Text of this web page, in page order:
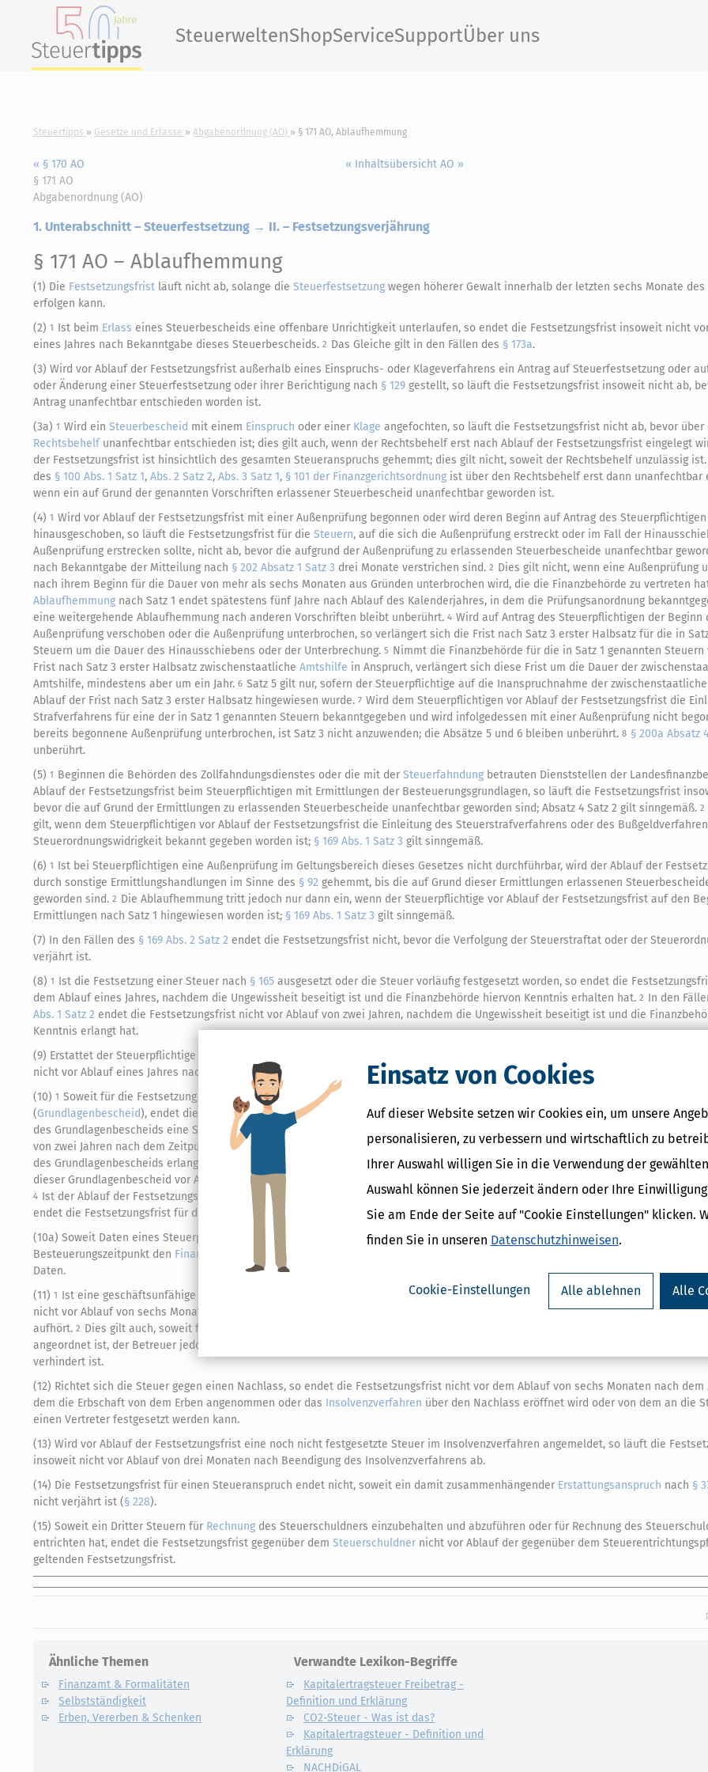
Einsatz von Cookies
Auf dieser Website setzen wir Cookies ein, um unsere
personalisieren, zu verbessern und wirtschaftlich zu
Ihrer Auswahl willigen Sie in die Verwendung der
Auswahl können Sie jederzeit ändern oder Ihre
Sie am Ende der Seite auf "Cookie Einstellungen" klicken.
finden Sie in unseren Datenschutzhinweisen.
Cookie-Einstellungen Alle ablehnen Alle
SteuerweltenShopServiceSupportÜber uns
Steuertipps Gesetze und Erlasse Abgabenordnung (AO) § 171 AO, Ablaufhemmung
« § 170 AO « Inhaltsübersicht AO »
§ 171 AO
Abgabenordnung (AO)
1. Unterabschnitt – Steuerfestsetzung → II. – Festsetzungsverjährung
§ 171 AO – Ablaufhemmung
(1) Die Festsetzungsfrist läuft nicht ab, solange die Steuerfestsetzung wegen höherer Gewalt innerhalb der letzten sechs Monate
erfolgen kann.
(2) 1 Ist beim Erlass eines Steuerbescheids eine offenbare Unrichtigkeit unterlaufen, so endet die Festsetzungsfrist insoweit nicht
eines Jahres nach Bekanntgabe dieses Steuerbescheids. 2 Das Gleiche gilt in den Fällen des § 173a.
(3) Wird vor Ablauf der Festsetzungsfrist außerhalb eines Einspruchs- oder Klageverfahrens ein Antrag auf Steuerfestsetzung oder
oder Änderung einer Steuerfestsetzung oder ihrer Berichtigung nach § 129 gestellt, so läuft die Festsetzungsfrist insoweit nicht ab,
Antrag unanfechtbar entschieden worden ist.
(3a) 1 Wird ein Steuerbescheid mit einem Einspruch oder einer Klage angefochten, so läuft die Festsetzungsfrist nicht ab, bevor über
Rechtsbehelfunanfechtbar entschieden ist; dies gilt auch, wenn der Rechtsbehelf erst nach Ablauf der Festsetzungsfrist eingelegt
der Festsetzungsfrist ist hinsichtlich des gesamten Steueranspruchs gehemmt; dies gilt nicht, soweit der Rechtsbehelf unzulässig ist.
des § 100 Abs. 1 Satz 1, Abs. 2 Satz 2, Abs. 3 Satz 1, § 101 der Finanzgerichtsordnung ist über den Rechtsbehelf erst dann unanfechtbar
wenn ein auf Grund der genannten Vorschriften erlassener Steuerbescheid unanfechtbar geworden ist.
(4) 1 Wird vor Ablauf der Festsetzungsfrist mit einer Außenprüfung begonnen oder wird deren Beginn auf Antrag des Steuerpflichtigen
hinausgeschoben, so läuft die Festsetzungsfrist für die Steuern, auf die sich die Außenprüfung erstreckt oder im Fall der
Außenprüfung erstrecken sollte, nicht ab, bevor die aufgrund der Außenprüfung zu erlassenden Steuerbescheide unanfechtbar
nach Bekanntgabe der Mitteilung nach § 202 Absatz 1 Satz 3 drei Monate verstrichen sind. 2 Dies gilt nicht, wenn eine Außenprüfung
nach ihrem Beginn für die Dauer von mehr als sechs Monaten aus Gründen unterbrochen wird, die die Finanzbehörde zu vertreten
Ablaufhemmung nach Satz 1 endet spätestens fünf Jahre nach Ablauf des Kalenderjahres, in dem die Prüfungsanordnung
eine weitergehende Ablaufhemmung nach anderen Vorschriften bleibt unberührt. 4 Wird auf Antrag des Steuerpflichtigen der Beginn
Außenprüfung verschoben oder die Außenprüfung unterbrochen, so verlängert sich die Frist nach Satz 3 erster Halbsatz für die in
Steuern um die Dauer des Hinausschiebens oder der Unterbrechung. 5 Nimmt die Finanzbehörde für die in Satz 1 genannten
Frist nach Satz 3 erster Halbsatz zwischenstaatliche Amtshilfe in Anspruch, verlängert sich diese Frist um die Dauer der
Amtshilfe, mindestens aber um ein Jahr. 6 Satz 5 gilt nur, sofern der Steuerpflichtige auf die Inanspruchnahme der
Ablauf der Frist nach Satz 3 erster Halbsatz hingewiesen wurde. 7 Wird dem Steuerpflichtigen vor Ablauf der Festsetzungsfrist die
Strafverfahrens für eine der in Satz 1 genannten Steuern bekanntgegeben und wird infolgedessen mit einer Außenprüfung nicht
bereits begonnene Außenprüfung unterbrochen, ist Satz 3 nicht anzuwenden; die Absätze 5 und 6 bleiben unberührt. 8 § 200a Absatz 4
unberührt.
(5) 1 Beginnen die Behörden des Zollfahndungsdienstes oder die mit der Steuerfahndung betrauten Dienststellen der
Ablauf der Festsetzungsfrist beim Steuerpflichtigen mit Ermittlungen der Besteuerungsgrundlagen, so läuft die Festsetzungsfrist
bevor die auf Grund der Ermittlungen zu erlassenden Steuerbescheide unanfechtbar geworden sind; Absatz 4 Satz 2 gilt sinngemäß. 2
gilt, wenn dem Steuerpflichtigen vor Ablauf der Festsetzungsfrist die Einleitung des Steuerstrafverfahrens oder des
Steuerordnungswidrigkeit bekannt gegeben worden ist; § 169 Abs. 1 Satz 3 gilt sinngemäß.
(6) 1 Ist bei Steuerpflichtigen eine Außenprüfung im Geltungsbereich dieses Gesetzes nicht durchführbar, wird der Ablauf der
durch sonstige Ermittlungshandlungen im Sinne des § 92 gehemmt, bis die auf Grund dieser Ermittlungen erlassenen
geworden sind. 2 Die Ablaufhemmung tritt jedoch nur dann ein, wenn der Steuerpflichtige vor Ablauf der Festsetzungsfrist auf den
Ermittlungen nach Satz 1 hingewiesen worden ist; § 169 Abs. 1 Satz 3 gilt sinngemäß.
(7) In den Fällen des § 169 Abs. 2 Satz 2 endet die Festsetzungsfrist nicht, bevor die Verfolgung der Steuerstraftat oder der
verjährt ist.
(8) 1 Ist die Festsetzung einer Steuer nach § 165 ausgesetzt oder die Steuer vorläufig festgesetzt worden, so endet die
dem Ablauf eines Jahres, nachdem die Ungewissheit beseitigt ist und die Finanzbehörde hiervon Kenntnis erhalten hat. 2 In den
Abs. 1 Satz 2 endet die Festsetzungsfrist nicht vor Ablauf von zwei Jahren, nachdem die Ungewissheit beseitigt ist und die
Kenntnis erlangt hat.
(9) Erstattet der Steuerpflichtige vor Ablauf der Festsetzungsfrist eine Anzeige nach den
nicht vor Ablauf eines Jahres nach Eingang der Anzeige.
(10) 1 Soweit für die Festsetzung einer Steuer ein Feststellungsbescheid, ein Steuermessbescheid oder ein anderer Verwaltungsakt
(Grundlagenbescheid), endet die Festsetzungsfrist nicht vor Ablauf von zwei Jahren nach Bekanntgabe des Grundlagenbescheids.2
des Grundlagenbescheids eine Stelle zuständig, die keine Finanzbehörde im Sinne des
§ 6 Absatz 2
ist, endet die Festsetzungsfrist
von zwei Jahren nach dem Zeitpunkt, in dem die für den
Folgebescheidzuständige Finanzbehörde Kenntnis von der Entscheidung
des Grundlagenbescheids erlangt hat.
Die Sätze 1 und 2 gelten für einen Grundlagenbescheid, auf den§ 181nicht anzuwenden ist,
dieser Grundlagenbescheid vor Ablauf der für den Folgebescheid geltenden Festsetzungsfrist bei der zuständigen Behörde beantragt
4 Ist der Ablauf der Festsetzungsfrist hinsichtlich des Teils der Steuer, für den der Grundlagenbescheid nicht bindend ist, nach
endet die Festsetzungsfrist für den Teil der Steuer, für den der Grundlagenbescheid bindend ist, nicht vor Ablauf der nach Absatz 4
(10a) Soweit Daten eines Steuerpflichtigen im Sinne des
innerhalb von sieben Kalenderjahren nach dem Besteuerungszeitraum
Besteuerungszeitpunkt den Finanzbehörden
zugegangen sind, endet die Festsetzungsfrist nicht vor Ablauf von zwei Jahren nach
Daten.
(11) 1 Ist eine geschäftsunfähige oder in der Geschäftsfähigkeit beschränkte Person ohne gesetzlichen Vertreter, so endet die
nicht vor Ablauf von sechs Monaten nach dem Zeitpunkt, in dem die Person unbeschränkt geschäftsfähig wird oder der Mangel der
aufhört. 2 Dies gilt auch, soweit für eine Person ein
angeordnet ist, der Betreuer jedoch verstorben oder auf andere Weise weggefallen oder aus rechtlichen Gründen an der Vertretung
verhindert ist.
(12) Richtet sich die Steuer gegen einen Nachlass, so endet die Festsetzungsfrist nicht vor dem Ablauf von sechs Monaten nach dem
dem die Erbschaft von dem Erben angenommen oder das Insolvenzverfahren über den Nachlass eröffnet wird oder von dem an die
einen Vertreter festgesetzt werden kann.
(13) Wird vor Ablauf der Festsetzungsfrist eine noch nicht festgesetzte Steuer im Insolvenzverfahren angemeldet, so läuft die
insoweit nicht vor Ablauf von drei Monaten nach Beendigung des Insolvenzverfahrens ab.
(14) Die Festsetzungsfrist für einen Steueranspruch endet nicht, soweit ein damit zusammenhängender Erstattungsanspruch nach §
nicht verjährt ist (§ 228).
(15) Soweit ein Dritter Steuern für Rechnung des Steuerschuldners einzubehalten und abzuführen oder für Rechnung des
entrichten hat, endet die Festsetzungsfrist gegenüber dem Steuerschuldner nicht vor Ablauf der gegenüber dem
geltenden Festsetzungsfrist.
Ähnliche Themen
Finanzamt & Formalitäten
Selbstständigkeit
Erben, Vererben & Schenken
Verwandte Lexikon-Begriffe
Kapitalertragsteuer Freibetrag -
Definition und Erklärung
CO2-Steuer - Was ist das?
Kapitalertragsteuer - Definition und
Erklärung
NACHDiGAL